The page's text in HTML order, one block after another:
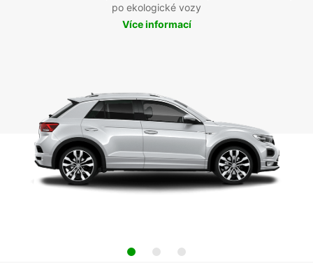
po ekologické vozy
Více informací